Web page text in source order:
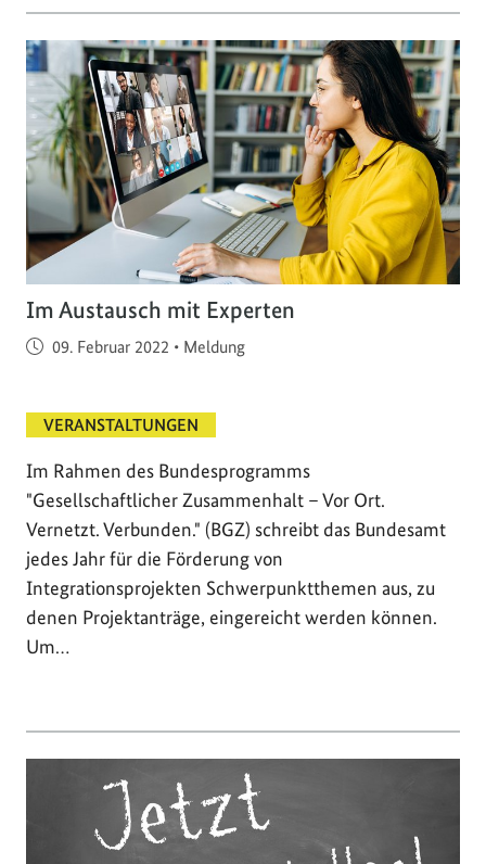
Im Austausch mit Experten
Veröffentlicht am
09. Februar 2022 • Meldung
VERANSTALTUNGEN
Im Rahmen des Bundesprogramms
"Gesellschaftlicher Zusammenhalt – Vor Ort.
Vernetzt. Verbunden." (BGZ) schreibt das Bundesamt
jedes Jahr für die Förderung von
Integrationsprojekten Schwerpunktthemen aus, zu
denen Projektanträge, eingereicht werden können.
Um…